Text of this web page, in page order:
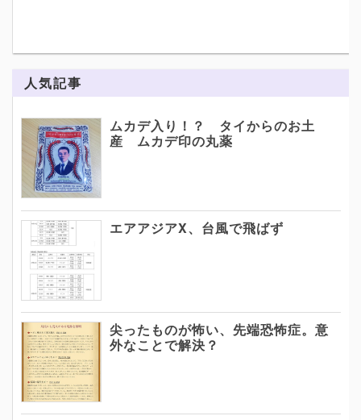
人気記事
ムカデ入り！？ タイからのお土
産 ムカデ印の丸薬
エアアジアX、台風で飛ばず
尖ったものが怖い、先端恐怖症。意
外なことで解決？